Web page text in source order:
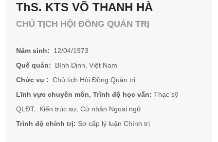
ThS. KTS VÕ THANH HÀ
CHỦ TỊCH HỘI ĐỒNG QUẢN TRỊ
Năm sinh: 12/04/1973
Quê quán: Bình Định, Việt Nam
Chức vụ : Chủ tịch Hội Đồng Quản trị
Lĩnh vực chuyên môn, Trình độ học vấn: Thạc sỹ
QLĐT, Kiến trúc sư, Cử nhân Ngoại ngữ­
Trình độ chính trị: Sơ cấp lý luận Chính trị